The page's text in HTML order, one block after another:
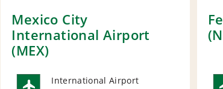
Mexico City
International Airport
(MEX)
International Airport